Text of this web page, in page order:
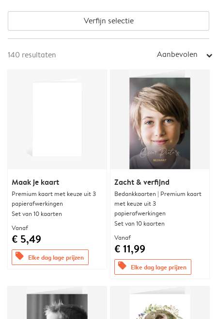
Verfijn selectie
140 resultaten Aanbevolen arrow_right
Maak je kaart
Premium kaart met keuze uit 3
papierafwerkingen
Set van 10 kaarten
Vanaf
€ 5,49
offers Elke dag lage prijzen
Zacht & verfijnd
Bedankkaarten | Premium kaart
met keuze uit 3
papierafwerkingen
Set van 10 kaarten
Vanaf
€ 11,99
offers Elke dag lage prijzen